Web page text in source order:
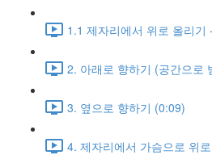
1.1 제자리에서 위로 올리기
2. 아래로 향하기 (공간으로
3. 옆으로 향하기 (0:09)
4. 제자리에서 가슴으로 위